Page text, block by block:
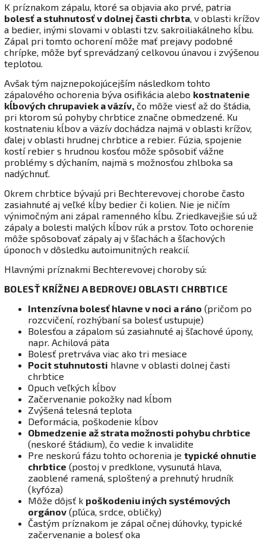
K príznakom zápalu, ktoré sa objavia ako prvé, patria
bolesť a stuhnutosť v dolnej časti chrbta , v oblasti krížov
a bedier, inými slovami v oblasti tzv. sakroiliakálneho kĺbu.
Zápal pri tomto ochorení môže mať prejavy podobné
chrípke, môže byť sprevádzaný celkovou únavou i zvýšenou
teplotou.
Avšak tým najznepokojúcejším následkom tohto
zápalového ochorenia býva osifikácia alebo kostnatenie
kĺbových chrupaviek a väzív, čo môže viesť až do štádia,
pri ktorom sú pohyby chrbtice značne obmedzené. Ku
kostnateniu kĺbov a väzív dochádza najmä v oblasti krížov,
ďalej v oblasti hrudnej chrbtice a rebier. Fúzia, spojenie
kostí rebier s hrudnou kosťou môže spôsobiť vážne
problémy s dýchaním, najmä s možnosťou zhlboka sa
nadýchnuť.
Okrem chrbtice bývajú pri Bechterevovej chorobe často
zasiahnuté aj veľké kĺby bedier či kolien. Nie je ničím
výnimočným ani zápal ramenného kĺbu. Zriedkavejšie sú už
zápaly a bolesti malých kĺbov rúk a prstov. Toto ochorenie
môže spôsobovať zápaly aj v šľachách a šľachových
úponoch v dôsledku autoimunitných reakcií.
Hlavnými príznakmi Bechterevovej choroby sú:
BOLESŤ KRÍŽNEJ A BEDROVEJ OBLASTI CHRBTICE
Intenzívna bolesť hlavne v noci a ráno (pričom po
rozcvičení, rozhýbaní sa bolesť ustupuje)
Bolesťou a zápalom sú zasiahnuté aj šľachové úpony,
napr. Achilová päta
Bolesť pretrváva viac ako tri mesiace
Pocit stuhnutosti hlavne v oblasti dolnej časti
chrbtice
Opuch veľkých kĺbov
Začervenanie pokožky nad kĺbom
Zvýšená telesná teplota
Deformácia, poškodenie kĺbov
Obmedzenie až strata možnosti pohybu chrbtice
(neskoré štádium), čo vedie k invalidite
Pre neskorú fázu tohto ochorenia je typické ohnutie
chrbtice (postoj v predklone, vysunutá hlava,
zaoblené ramená, sploštený a prehnutý hrudník
(kyfóza)
Môže dôjsť k poškodeniu iných systémových
orgánov (pľúca, srdce, obličky)
Častým príznakom je zápal očnej dúhovky, typické
začervenanie a bolesť oka